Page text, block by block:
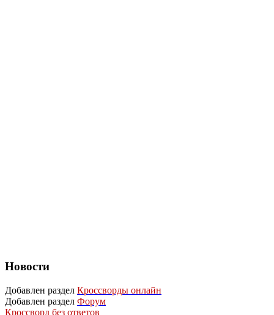
Новости
Добавлен раздел Кроссворды онлайн
Добавлен раздел Форум
Кроссворд без ответов